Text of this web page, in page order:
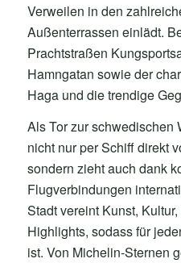
Verweilen in den
Außenterrassen einlädt.
Prachtstraßen
Hamngatan sowie der
Haga und die trendige
Als Tor zur schwedischen
nicht nur per Schiff direkt
sondern zieht auch dank
Flugverbindungen
Stadt vereint Kunst,
Highlights, sodass für
ist. Von Michelin-Sternen